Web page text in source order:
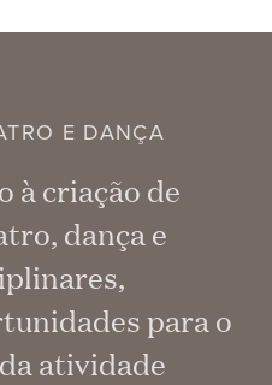
E DANÇA
à criação de
dança e
para o
atividade